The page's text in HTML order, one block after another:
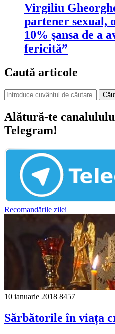
Virgiliu
partener sexual,
10% şansa de a
fericită”
Caută articole
Alătură-te
Telegram!
Recomandările zilei
10 ianuarie 2018 8457
Sărbătorile în viața